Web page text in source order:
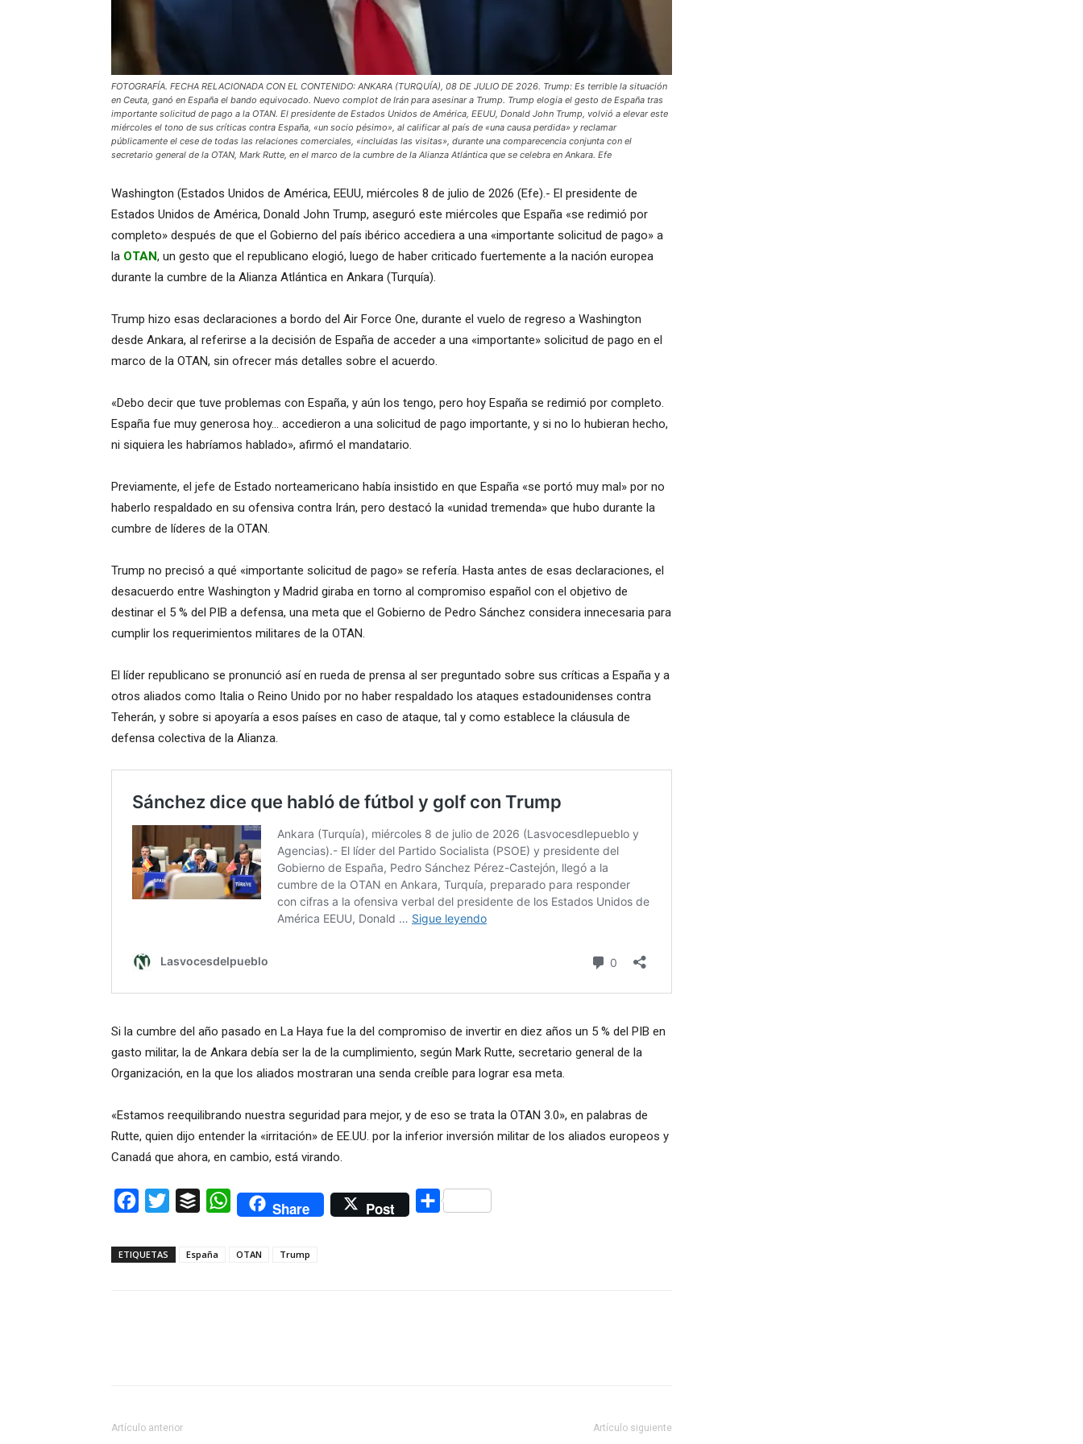
FOTOGRAFÍA. FECHA RELACIONADA CON EL CONTENIDO: ANKARA (TURQUÍA), 08 DE JULIO DE 2026. Trump: Es terrible la situación
en Ceuta, ganó en España el bando equivocado. Nuevo complot de Irán para asesinar a Trump. Trump elogia el gesto de España tras
importante solicitud de pago a la OTAN. El presidente de Estados Unidos de América, EEUU, Donald John Trump, volvió a elevar este
miércoles el tono de sus críticas contra España, «un socio pésimo», al calificar al país de «una causa perdida» y reclamar
públicamente el cese de todas las relaciones comerciales, «incluidas las visitas», durante una comparecencia conjunta con el
secretario general de la OTAN, Mark Rutte, en el marco de la cumbre de la Alianza Atlántica que se celebra en Ankara. Efe
Washington (Estados Unidos de América, EEUU, miércoles 8 de julio de 2026 (Efe).- El presidente de
Estados Unidos de América, Donald John Trump, aseguró este miércoles que España «se redimió por
completo» después de que el Gobierno del país ibérico accediera a una «importante solicitud de pago» a
la OTAN, un gesto que el republicano elogió, luego de haber criticado fuertemente a la nación europea
durante la cumbre de la Alianza Atlántica en Ankara (Turquía).
Trump hizo esas declaraciones a bordo del Air Force One, durante el vuelo de regreso a Washington
desde Ankara, al referirse a la decisión de España de acceder a una «importante» solicitud de pago en el
marco de la OTAN, sin ofrecer más detalles sobre el acuerdo.
«Debo decir que tuve problemas con España, y aún los tengo, pero hoy España se redimió por completo.
España fue muy generosa hoy… accedieron a una solicitud de pago importante, y si no lo hubieran hecho,
ni siquiera les habríamos hablado», afirmó el mandatario.
Previamente, el jefe de Estado norteamericano había insistido en que España «se portó muy mal» por no
haberlo respaldado en su ofensiva contra Irán, pero destacó la «unidad tremenda» que hubo durante la
cumbre de líderes de la OTAN.
Trump no precisó a qué «importante solicitud de pago» se refería. Hasta antes de esas declaraciones, el
desacuerdo entre Washington y Madrid giraba en torno al compromiso español con el objetivo de
destinar el 5 % del PIB a defensa, una meta que el Gobierno de Pedro Sánchez considera innecesaria para
cumplir los requerimientos militares de la OTAN.
El líder republicano se pronunció así en rueda de prensa al ser preguntado sobre sus críticas a España y a
otros aliados como Italia o Reino Unido por no haber respaldado los ataques estadounidenses contra
Teherán, y sobre si apoyaría a esos países en caso de ataque, tal y como establece la cláusula de
defensa colectiva de la Alianza.
Si la cumbre del año pasado en La Haya fue la del compromiso de invertir en diez años un 5 % del PIB en
gasto militar, la de Ankara debía ser la de la cumplimiento, según Mark Rutte, secretario general de la
Organización, en la que los aliados mostraran una senda creíble para lograr esa meta.
«Estamos reequilibrando nuestra seguridad para mejor, y de eso se trata la OTAN 3.0», en palabras de
Rutte, quien dijo entender la «irritación» de EE.UU. por la inferior inversión militar de los aliados europeos y
Canadá que ahora, en cambio, está virando.
Facebook
Twitter Buffer WhatsAppShare Post Compartir
ETIQUETAS España OTAN Trump
Artículo anterior Artículo siguiente